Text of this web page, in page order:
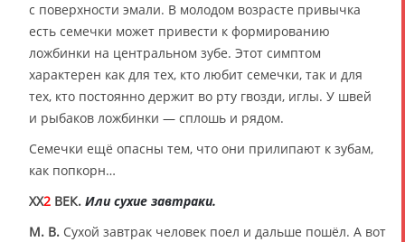
с поверхности эмали. В молодом возрасте привычка
есть семечки может привести к формированию
ложбинки на центральном зубе. Этот симптом
характерен как для тех, кто любит семечки, так и для
тех, кто постоянно держит во рту гвозди, иглы. У швей
и рыбаков ложбинки — сплошь и рядом.
Семечки ещё опасны тем, что они прилипают к зубам,
как попкорн…
XX2 ВЕК. Или сухие завтраки.
М. В. Сухой завтрак человек поел и дальше пошёл. А вот